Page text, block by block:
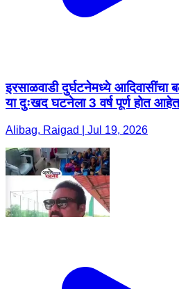
इरसाळवाडी दुर्घटनेमध्ये
या दुःखद घटनेला 3 वर्ष पूर्ण होत
Alibag, Raigad | Jul 19, 2026